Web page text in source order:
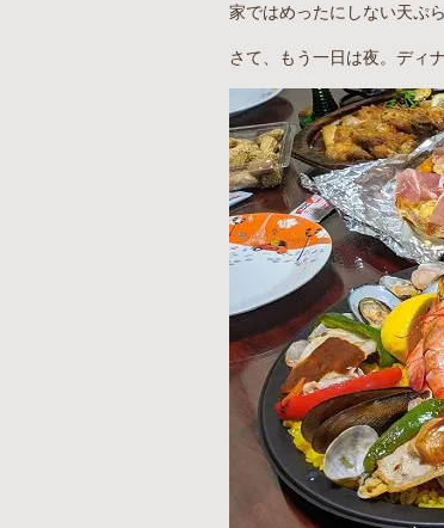
家ではめったにしない天ぷ
さて、もう一日は夜。ディ